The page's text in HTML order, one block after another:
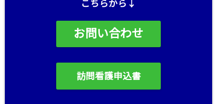
こちらから↓
お問い合わせ
訪問看護申込書